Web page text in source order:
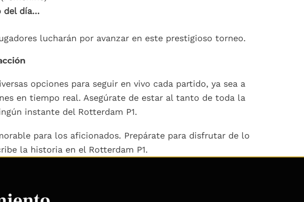
del día…
lucharán por avanzar en este prestigioso torneo.
opciones para seguir en vivo cada partido, ya sea a
en tiempo real. Asegúrate de estar al tanto de toda la
instante del Rotterdam P1.
para los aficionados. Prepárate para disfrutar de lo
la historia en el Rotterdam P1.